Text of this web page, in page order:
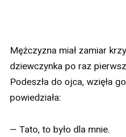
Mężczyzna miał zamiar
dziewczynka po raz
Podeszła do ojca, wzięła
powiedziała:
— Tato, to było dla mnie.